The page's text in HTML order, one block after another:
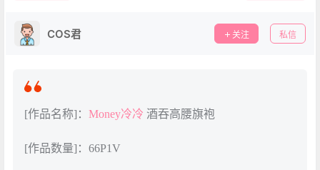
COS君 关注 私信
[作品名称]： Money冷冷 酒吞高腰旗袍
[作品数量]：66P1V